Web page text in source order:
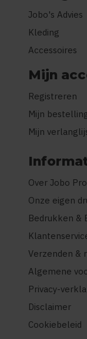
Jobo's Advies
Kleding
Accessoires
Mijn
Registreren
Mijn
Mijn
Over Jobo
Onze eigen
Bedrukken &
Verzenden &
Algemene
Privacy-
Disclaimer
Cookiebeleid